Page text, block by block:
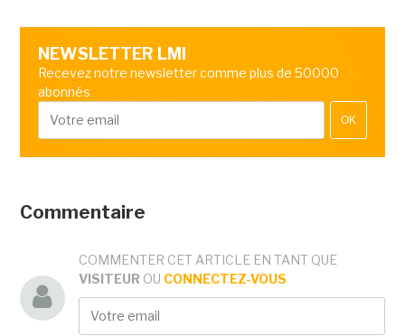
NEWSLETTER LMI
Recevez notre newsletter comme plus de 50000
abonnés
OK
Commentaire
COMMENTER CET ARTICLE EN TANT QUE
VISITEUR OU CONNECTEZ-VOUS